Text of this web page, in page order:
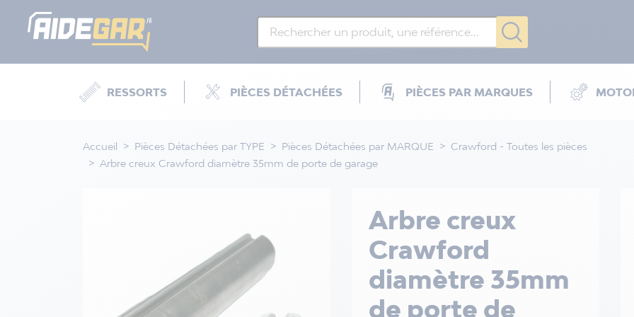
RESSORTS PIÈCES DÉTACHÉES PIÈCES PAR MARQUES
Accueil Pièces Détachées par TYPE Pièces Détachées par MARQUE
Crawford - Toutes les pièces
Arbre creux Crawford diamètre 35mm de porte de garage
Arbre creux
Crawford
diamètre 35mm
de porte de